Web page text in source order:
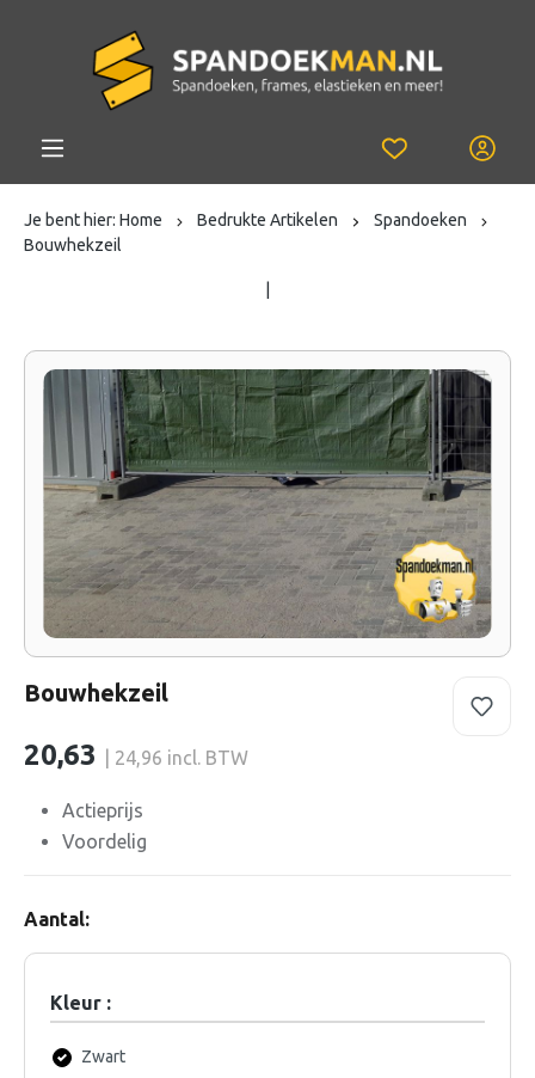
Je bent hier: Home Bedrukte Artikelen
Spandoeken
Bouwhekzeil
Bouwhekzeil
20,63 | 24,96 incl. BTW
Actieprijs
Voordelig
Aantal:
Kleur :
Zwart